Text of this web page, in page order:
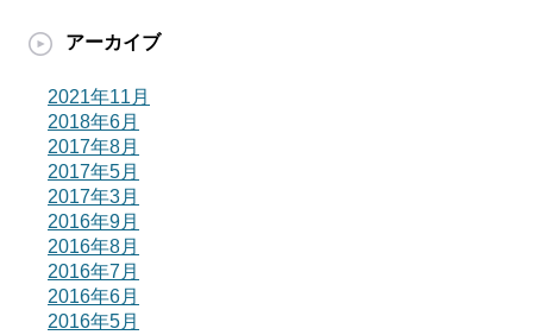
アーカイブ
2021年11月
2018年6月
2017年8月
2017年5月
2017年3月
2016年9月
2016年8月
2016年7月
2016年6月
2016年5月